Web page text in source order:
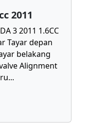
2011
3 2011 1.6CC
Tayar depan
belakang
Alignment
...